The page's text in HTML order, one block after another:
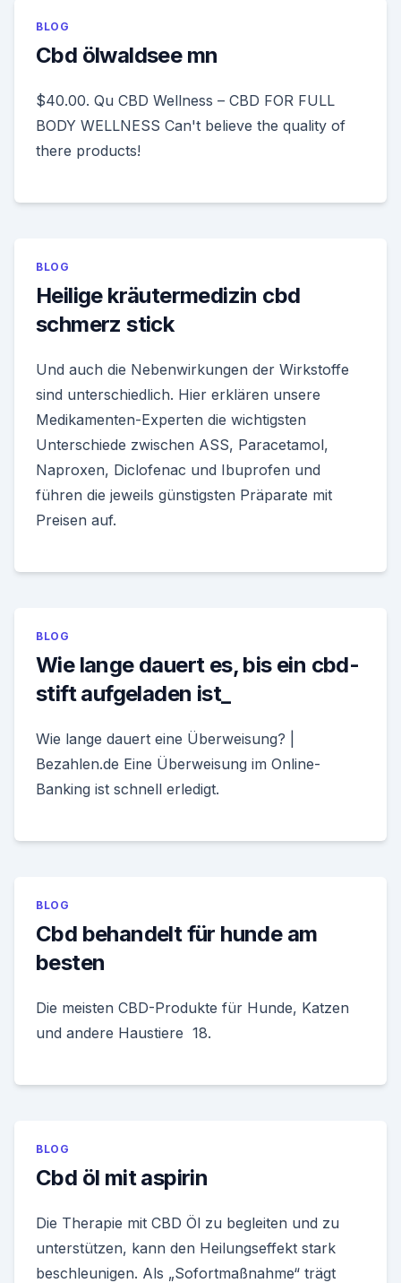
BLOG
Cbd ölwaldsee mn
$40.00. Qu CBD Wellness – CBD FOR FULL
BODY WELLNESS Can't believe the quality of
there products!
BLOG
Heilige kräutermedizin cbd
schmerz stick
Und auch die Neben­wirkungen der Wirk­stoffe
sind unterschiedlich. Hier erklären unsere
Medikamenten-Experten die wichtigsten
Unterschiede zwischen ASS, Paracetamol,
Naproxen, Diclofenac und Ibuprofen und
führen die jeweils güns­tigsten Präparate mit
Preisen auf.
BLOG
Wie lange dauert es, bis ein cbd-
stift aufgeladen ist_
Wie lange dauert eine Überweisung? |
Bezahlen.de Eine Überweisung im Online-
Banking ist schnell erledigt.
BLOG
Cbd behandelt für hunde am
besten
Die meisten CBD-Produkte für Hunde, Katzen
und andere Haustiere 18.
BLOG
Cbd öl mit aspirin
Die Therapie mit CBD Öl zu begleiten und zu
unterstützen, kann den Heilungseffekt stark
beschleunigen. Als „Sofortmaßnahme“ trägt